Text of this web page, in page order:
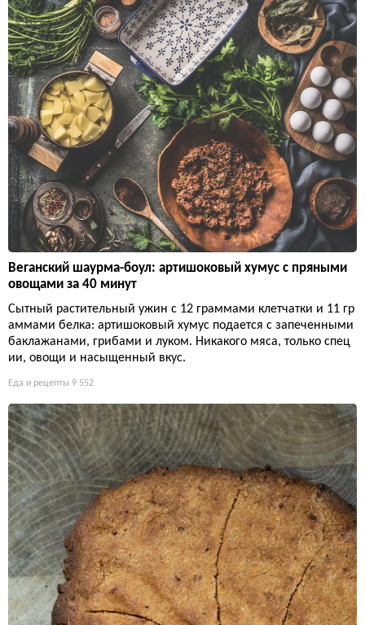
Веганский шаурма-боул: артишоковый хумус с пряными
овощами за 40 минут
Сытный растительный ужин с 12 граммами клетчатки и 11 гр
аммами белка: артишоковый хумус подается с запеченными
баклажанами, грибами и луком. Никакого мяса, только спец
ии, овощи и насыщенный вкус.
Еда и рецепты 9 552